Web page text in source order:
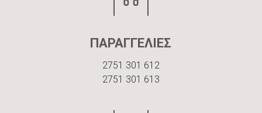
ΠΑΡΑΓΓΕΛΙΕΣ
2751 301 612
2751 301 613